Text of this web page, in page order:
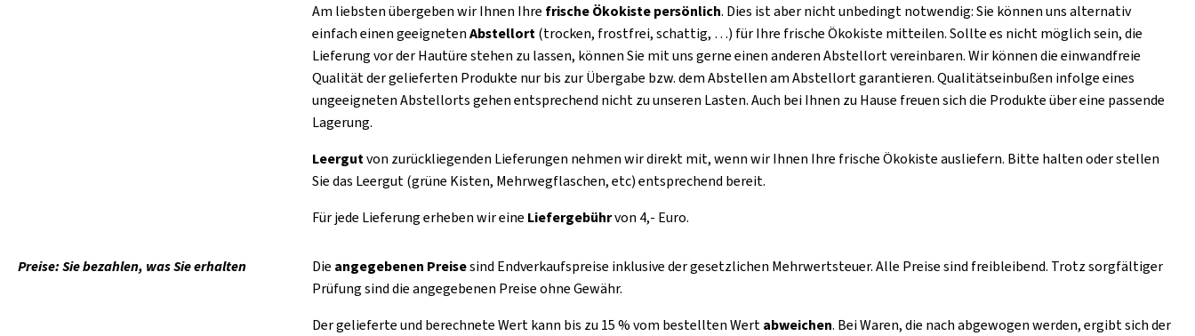
Am liebsten übergeben wir Ihnen Ihre frische Ökokiste persönlich. Dies ist aber nicht unbedingt notwendig: Sie können uns alternativ
einfach einen geeignetenAbstellort(trocken, frostfrei, schattig, …) für Ihre frische Ökokiste mitteilen. Sollte es nicht möglich sein, die
Lieferung vor der Hautüre stehen zu lassen, können Sie mit uns gerne einen anderen Abstellort vereinbaren. Wir können die einwandfreie
Qualität der gelieferten Produkte nur bis zur Übergabe bzw. dem Abstellen am Abstellort garantieren. Qualitätseinbußen infolge eines
ungeeigneten Abstellorts gehen entsprechend nicht zu unseren Lasten. Auch bei Ihnen zu Hause freuen sich die Produkte über eine passende
Lagerung.
Leergutvon zurückliegenden Lieferungen nehmen wir direkt mit, wenn wir Ihnen Ihre frische Ökokiste ausliefern. Bitte halten oder stellen
Sie das Leergut (grüne Kisten, Mehrwegflaschen, etc) entsprechend bereit.
Für jede Lieferung erheben wir eine Liefergebührvon 4,- Euro.
Preise: Sie bezahlen, was Sie erhalten Die angegebenen Preisesind Endverkaufspreise inklusive der gesetzlichen Mehrwertsteuer. Alle Preise sind freibleibend. Trotz sorgfältiger
Prüfung sind die angegebenen Preise ohne Gewähr.
Der gelieferte und berechnete Wert kann bis zu 15 % vom bestellten Wertabweichen. Bei Waren, die nach abgewogen werden, ergibt sich der